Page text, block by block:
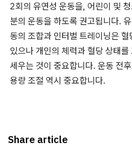
2회의 유연성 운동을, 어린이 및
분의 운동을 하도록 권고됩니다.
동의 조합과 인터벌 트레이닝은
있으나 개인의 체력과 혈당 상태
세우는 것이 중요합니다. 운동 전
용량 조절 역시 중요합니다.
Share article